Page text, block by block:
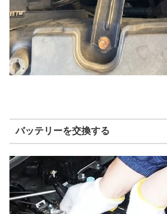
バッテリーを交換する